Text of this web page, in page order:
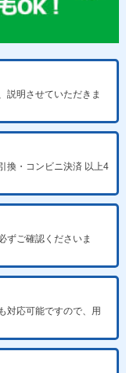
説明させていただきま
換・コンビニ決済 以上4
ずご確認くださいま
対応可能ですので、用